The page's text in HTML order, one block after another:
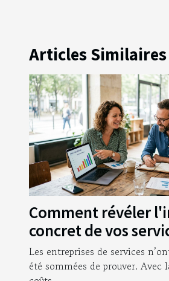
Articles Similaires
Comment révéler
concret de vos
clients
Les entreprises de services
été sommées de prouver. Avec